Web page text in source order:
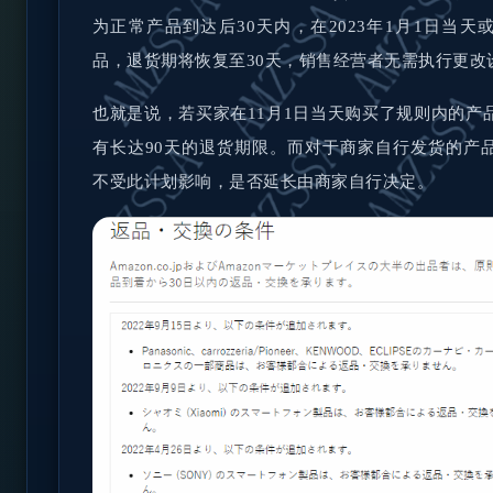
为正常产品到达后30天内，在2023年1月1日当天
品，退货期将恢复至30天，销售经营者无需执行更改
也就是说，若买家在11月1日当天购买了规则内的产
有长达90天的退货期限。而对于商家自行发货的产
不受此计划影响，是否延长由商家自行决定。